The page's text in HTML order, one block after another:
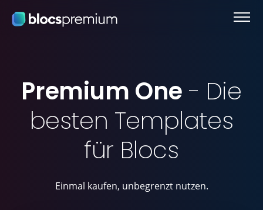
Premium One - Die
besten Templates
für Blocs
Einmal kaufen, unbegrenzt nutzen.